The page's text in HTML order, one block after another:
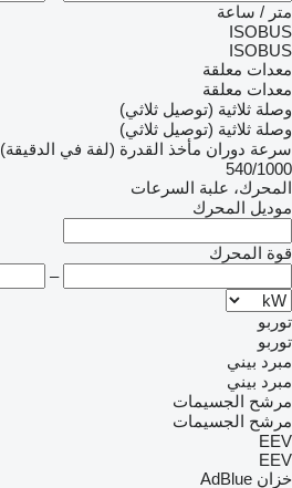
متر / ساعة
ISOBUS
ISOBUS
معدات معلقة
معدات معلقة
وصلة ثلاثية (توصيل ثلاثي)
وصلة ثلاثية (توصيل ثلاثي)
سرعة دوران مأخذ القدرة (لفة في الدقيقة)
540/1000
المحرك، علبة السرعات
موديل المحرك
قوة المحرك
–
توربو
توربو
مبرد بيني
مبرد بيني
مرشح الجسيمات
مرشح الجسيمات
EEV
EEV
خزان AdBlue